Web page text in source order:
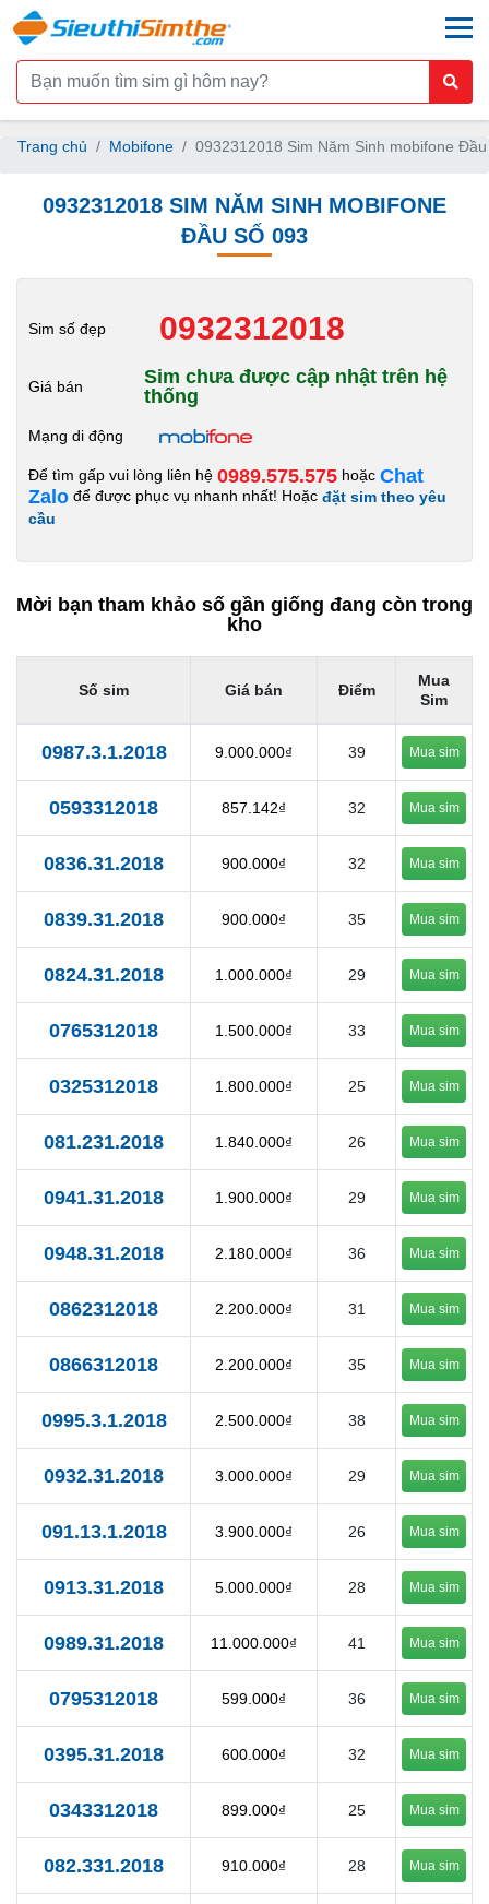
Trang chủ Mobifone 0932312018 Sim Năm Sinh mobifone
0932312018 SIM NĂM SINH MOBIFONE
ĐẦU SỐ 093
Sim số đẹp 0932312018
Giá bán
Sim chưa được cập nhật trên hệ
thống
Mạng di động
Để tìm gấp vui lòng liên hệ 0989.575.575 hoặc Chat
Zalo để được phục vụ nhanh nhất! Hoặc đặt sim theo yêu
cầu
Mời bạn tham khảo số gần giống đang còn trong
kho
Số sim Giá bán Điểm
Mua
Sim
0987.3.1.2018 9.000.000₫ 39 Mua sim
0593312018 857.142₫ 32 Mua sim
0836.31.2018 900.000₫ 32 Mua sim
0839.31.2018 900.000₫ 35 Mua sim
0824.31.2018 1.000.000₫ 29 Mua sim
0765312018 1.500.000₫ 33 Mua sim
0325312018 1.800.000₫ 25 Mua sim
081.231.2018 1.840.000₫ 26 Mua sim
0941.31.2018 1.900.000₫ 29 Mua sim
0948.31.2018 2.180.000₫ 36 Mua sim
0862312018 2.200.000₫ 31 Mua sim
0866312018 2.200.000₫ 35 Mua sim
0995.3.1.2018 2.500.000₫ 38 Mua sim
0932.31.2018 3.000.000₫ 29 Mua sim
091.13.1.2018 3.900.000₫ 26 Mua sim
0913.31.2018 5.000.000₫ 28 Mua sim
0989.31.2018 11.000.000₫ 41 Mua sim
0795312018 599.000₫ 36 Mua sim
0395.31.2018 600.000₫ 32 Mua sim
0343312018 899.000₫ 25 Mua sim
082.331.2018 910.000₫ 28 Mua sim